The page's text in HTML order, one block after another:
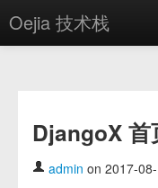
Oejia 技术栈
方案
OE学院
DjangoX 首
admin on 2017-